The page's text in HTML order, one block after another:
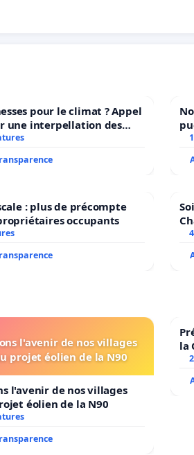
pour le climat ? Appel
une interpellation des
wallons du climat et de
: plus de précompte
occupants
l'avenir de nos villages
projet éolien de la N90
l'avenir de nos villages
éolien de la N90
la